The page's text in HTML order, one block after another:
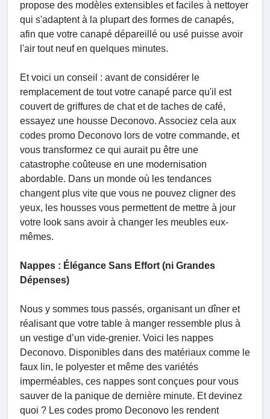
propose des modèles extensibles et faciles à nettoyer
qui s'adaptent à la plupart des formes de canapés,
afin que votre canapé dépareillé ou usé puisse avoir
l'air tout neuf en quelques minutes.
Et voici un conseil : avant de considérer le
remplacement de tout votre canapé parce qu'il est
couvert de griffures de chat et de taches de café,
essayez une housse Deconovo. Associez cela aux
codes promo Deconovo lors de votre commande, et
vous transformez ce qui aurait pu être une
catastrophe coûteuse en une modernisation
abordable. Dans un monde où les tendances
changent plus vite que vous ne pouvez cligner des
yeux, les housses vous permettent de mettre à jour
votre look sans avoir à changer les meubles eux-
mêmes.
Nappes : Élégance Sans Effort (ni Grandes
Dépenses)
Nous y sommes tous passés, organisant un dîner et
réalisant que votre table à manger ressemble plus à
un vestige d’un vide-grenier. Voici les nappes
Deconovo. Disponibles dans des matériaux comme le
faux lin, le polyester et même des variétés
imperméables, ces nappes sont conçues pour vous
sauver de la panique de dernière minute. Et devinez
quoi ? Les codes promo Deconovo les rendent